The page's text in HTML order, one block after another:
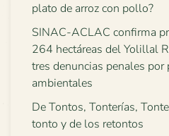
plato de arroz con pollo?
SINAC-ACLAC confirma
264 hectáreas del Yolillal
tres denuncias penales
ambientales
De Tontos, Tonterías,
tonto y de los retontos